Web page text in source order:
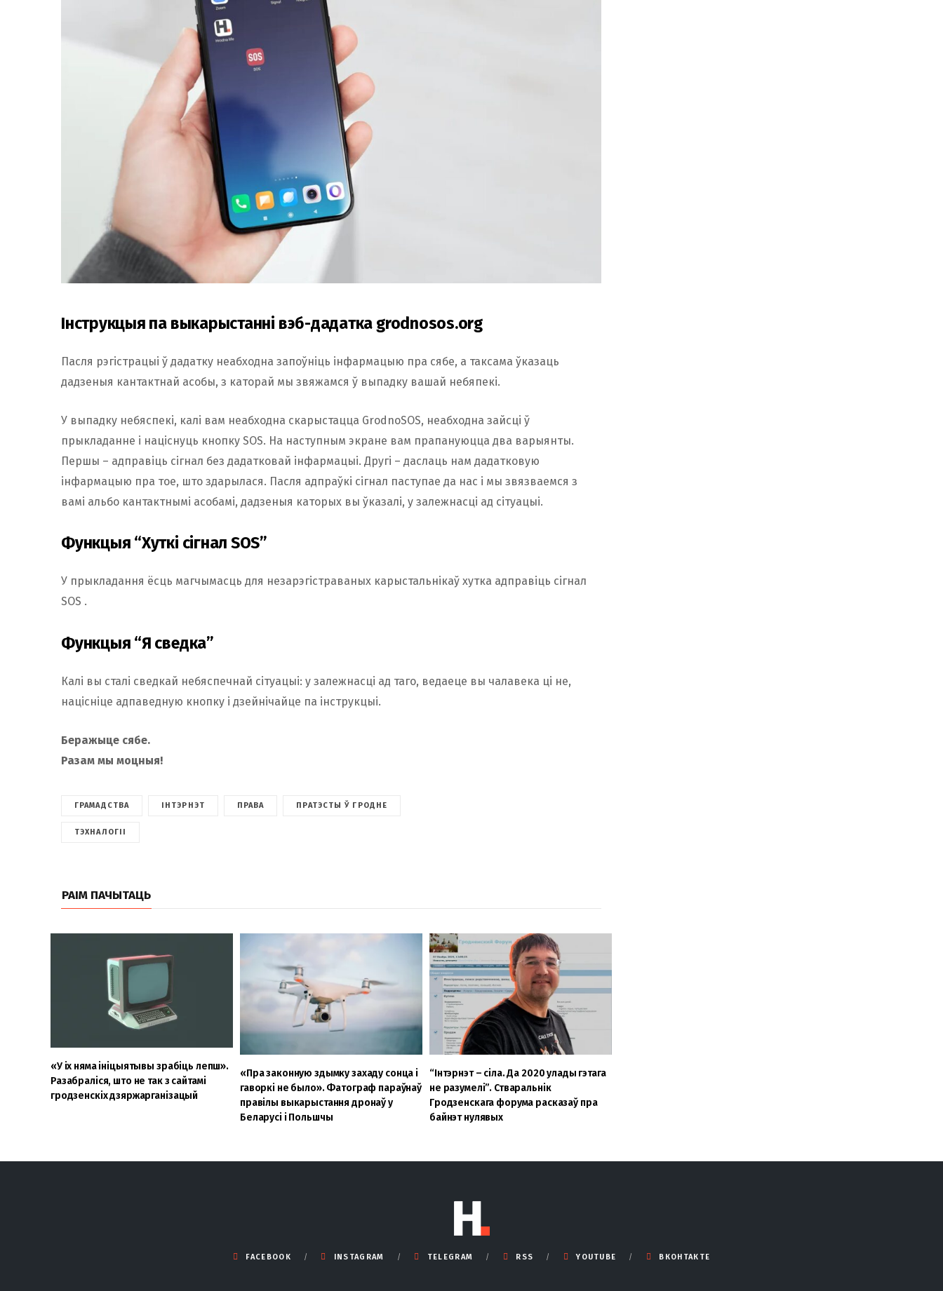
Інструкцыя па выкарыстанні вэб-дадатка grodnosos.org
Пасля рэгістрацыі ў дадатку неабходна запоўніць інфармацыю пра сябе, а таксама ўказаць
дадзеныя кантактнай асобы, з каторай мы звяжамся ў выпадку вашай небяпекі.
У выпадку небяспекі, калі вам неабходна скарыстацца GrodnoSOS, неабходна зайсці ў
прыкладанне і націснуць кнопку SOS. На наступным экране вам прапануюцца два варыянты.
Першы – адправіць сігнал без дадатковай інфармацыі. Другі – даслаць нам дадатковую
інфармацыю пра тое, што здарылася. Пасля адпраўкі сігнал паступае да нас і мы звязваемся з
вамі альбо кантактнымі асобамі, дадзеныя каторых вы ўказалі, у залежнасці ад сітуацыі.
Функцыя “Хуткі сігнал SOS”
У прыкладання ёсць магчымасць для незарэгістраваных карыстальнікаў хутка адправіць сігнал
SOS .
Функцыя “Я сведка”
Калі вы сталі сведкай небяспечнай сітуацыі: у залежнасці ад таго, ведаеце вы чалавека ці не,
націсніце адпаведную кнопку і дзейнічайце па інструкцыі.
Беражыце сябе.
Разам мы моцныя!
ГРАМАДСТВА ІНТЭРНЭТ ПРАВА ПРАТЭСТЫ Ў ГРОДНЕ
ТЭХНАЛОГІІ
РАІМ ПАЧЫТАЦЬ
«У іх няма ініцыятывы зрабіць лепш».
Разабраліся, што не так з сайтамі
гродзенскіх дзяржарганізацый
«Пра законную здымку захаду сонца і
гаворкі не было». Фатограф параўнаў
правілы выкарыстання дронаў у
Беларусі і Польшчы
“Інтэрнэт – сіла. Да 2020 улады гэтага
не разумелі”. Стваральнік
Гродзенскага форума расказаў пра
байнэт нулявых
FACEBOOK INSTAGRAM TELEGRAM RSS YOUTUBE ВКОНТАКТЕ